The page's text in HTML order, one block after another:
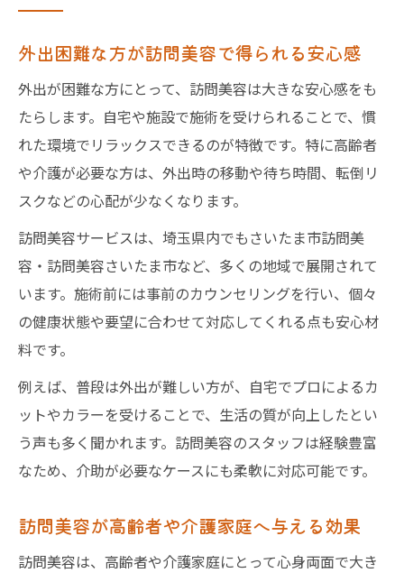
外出困難な方が訪問美容で得られる安心感
外出が困難な方にとって、訪問美容は大きな安心感をも
たらします。自宅や施設で施術を受けられることで、慣
れた環境でリラックスできるのが特徴です。特に高齢者
や介護が必要な方は、外出時の移動や待ち時間、転倒リ
スクなどの心配が少なくなります。
訪問美容サービスは、埼玉県内でもさいたま市訪問美
容・訪問美容さいたま市など、多くの地域で展開されて
います。施術前には事前のカウンセリングを行い、個々
の健康状態や要望に合わせて対応してくれる点も安心材
料です。
例えば、普段は外出が難しい方が、自宅でプロによるカ
ットやカラーを受けることで、生活の質が向上したとい
う声も多く聞かれます。訪問美容のスタッフは経験豊富
なため、介助が必要なケースにも柔軟に対応可能です。
訪問美容が高齢者や介護家庭へ与える効果
訪問美容は、高齢者や介護家庭にとって心身両面で大き